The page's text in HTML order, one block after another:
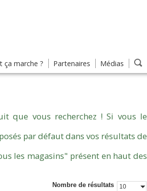
ça marche ? Partenaires Médias
que vous recherchez ! Si vous le
par défaut dans vos résultats de
les magasins" présent en haut des
Nombre de résultats 10